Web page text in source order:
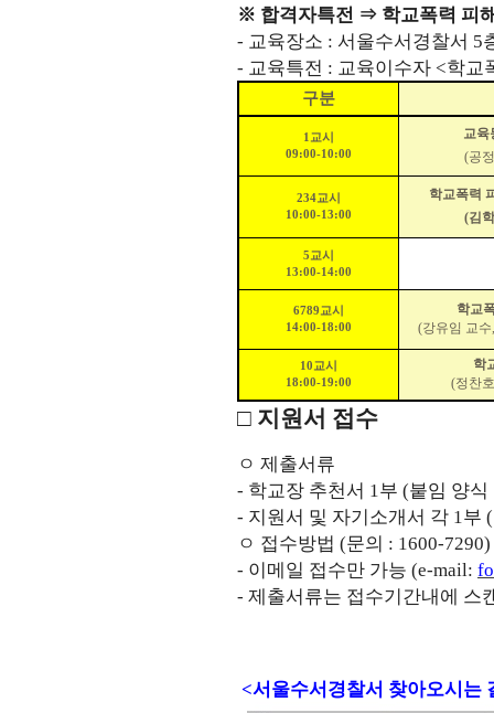
※ 합격자특전 ⇒ 학교폭력 피
- 교육장소 : 서울수서경찰서 5
- 교육특전 : 교육이수자 <학교
구분
1교시
09:00-10:00
교육
(공
234교시
10:00-13:00
학교폭력
(김
5교시
13:00-14:00
6789교시
14:00-18:00
학교
(강유임 교
10교시
18:00-19:00
학
(정찬
□ 지원서 접수
ㅇ 제출서류
- 학교장 추천서 1부 (붙임 양식
- 지원서 및 자기소개서 각 1부
ㅇ 접수방법 (문의 : 1600-7290)
- 이메일 접수만 가능 (e-mail:
- 제출서류는 접수기간내에 스
<서울수서경찰서 찾아오시는